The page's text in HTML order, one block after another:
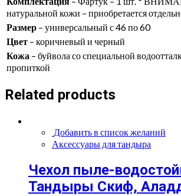
натуральной кожи – приобретается
Размер – универсальный с 46 по 60
Цвет – коричневый и черный
Кожа – буйвола со специальной
пропиткой
Related products
Добавить в список желаний
Аксессуары для тандыра
Чехол пыле-
Тандыры Скиф,